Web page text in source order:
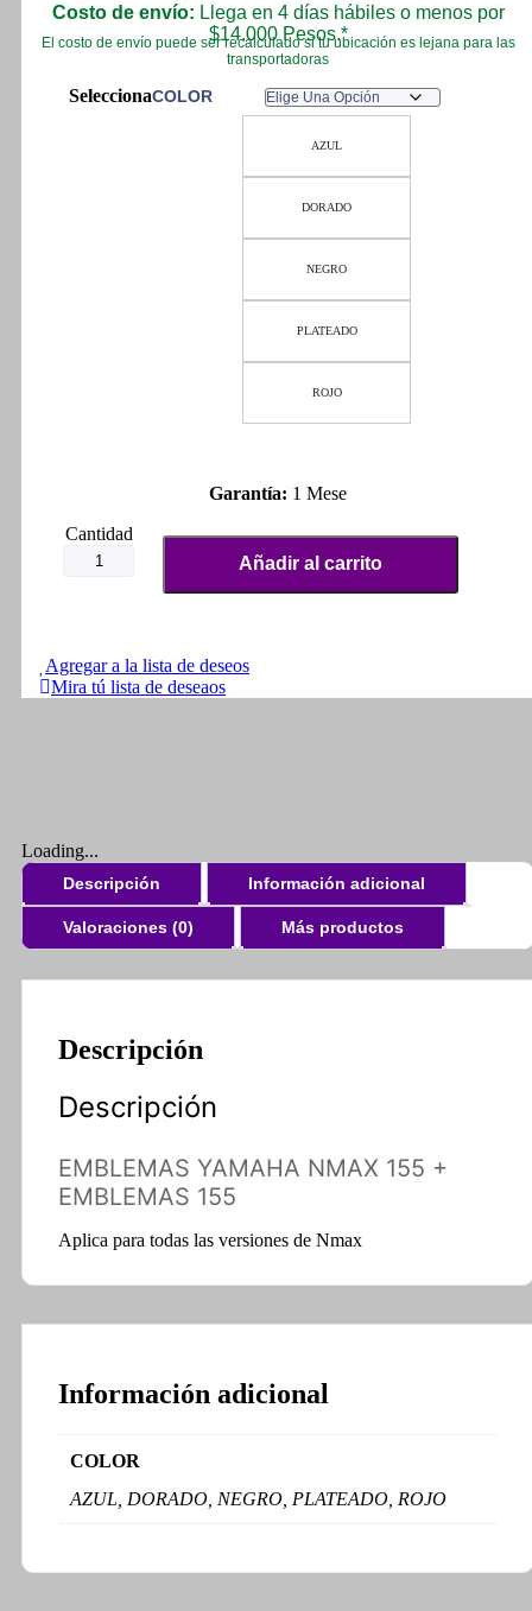
was:
$ 51.300.
is:
$ 50.900.
Costo de envío: Llega en 4 días hábiles o menos por
$14.000 Pesos.*
El costo de envío puede ser recalculado si tu ubicación es lejana para las
transportadoras
COLOR
AZUL
DORADO
NEGRO
PLATEADO
ROJO
Garantía: 1 Mese
Emblemas
Nmax
155
cantidad
Añadir al carrito
Agregar a la lista de deseos
Mira tú lista de deseaos
Loading...
Descripción Información adicional
Valoraciones (0) Más productos
Descripción
Descripción
EMBLEMAS YAMAHA NMAX 155 +
EMBLEMAS 155
Aplica para todas las versiones de Nmax
Información adicional
COLOR
AZUL, DORADO, NEGRO, PLATEADO, ROJO